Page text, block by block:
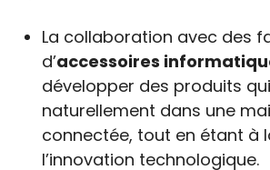
La collaboration avec des
d’accessoires
développer des produits
naturellement dans une
connectée, tout en étant à
l’innovation technologique.